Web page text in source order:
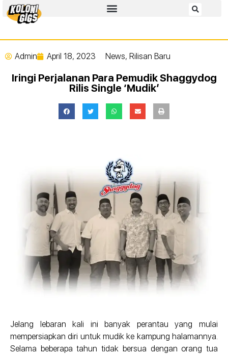
Admin April 18, 2023 News, Rilisan Baru
Iringi Perjalanan Para Pemudik Shaggydog
Rilis Single ‘Mudik’
Jelang lebaran kali ini banyak perantau yang mulai
mempersiapkan diri untuk mudik ke kampung halamannya.
Selama beberapa tahun tidak bersua dengan orang tua